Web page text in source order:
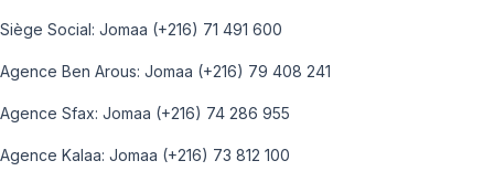
Siège Social: Jomaa (+216) 71 491 600
Agence Ben Arous: Jomaa (+216) 79 408 241
Agence Sfax: Jomaa (+216) 74 286 955
Agence Kalaa: Jomaa (+216) 73 812 100